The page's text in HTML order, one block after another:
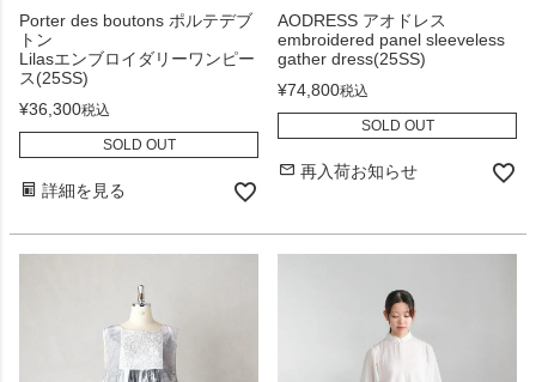
Porter des boutons ポルテデブ
トン
Lilasエンブロイダリーワンピー
ス(25SS)
¥36,300税込
SOLD OUT
詳細を見る
AODRESS アオドレス
embroidered panel sleeveless
gather dress(25SS)
¥74,800税込
SOLD OUT
再入荷お知らせ